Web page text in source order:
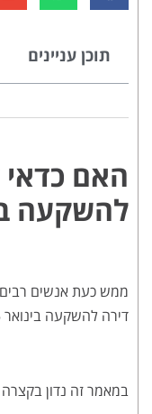
תוכן עניינים
האם כדאי
להשקעה
ממש כעת אנשים
דירה להשקעה בינואר 2025, לאחר הפסקת האש בצפון.
במאמר זה נדון